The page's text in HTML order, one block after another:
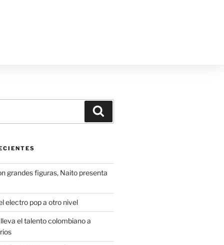
grandes figuras, Naito presenta
electro pop a otro nivel
el talento colombiano a